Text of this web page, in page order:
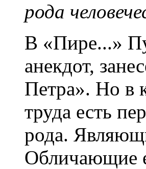
рода
В «Пире...»
анекдот,
Петра». Но в
труда есть
рода.
Обличающие